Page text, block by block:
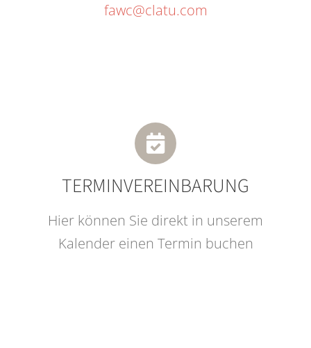
fawc@clatu.com
TERMINVEREINBARUNG
Hier können Sie direkt in unserem
Kalender einen Termin buchen